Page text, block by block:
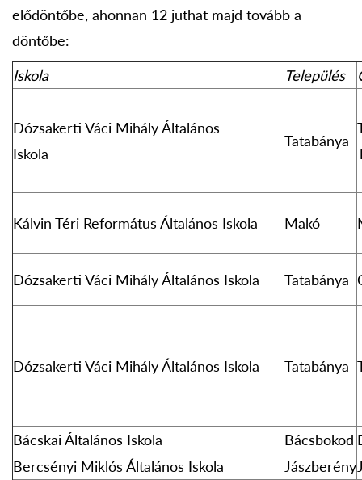
elődöntőbe, ahonnan 12 juthat majd tovább a
döntőbe:
Iskola
Település
Dózsakerti Váci Mihály Általános
Iskola
Tatabánya
Kálvin Téri Református Általános Iskola Makó
Dózsakerti Váci Mihály Általános Iskola Tatabánya
Dózsakerti Váci Mihály Általános Iskola Tatabánya
Bácskai Általános Iskola Bácsbokod
Bercsényi Miklós Általános Iskola
Jászberény